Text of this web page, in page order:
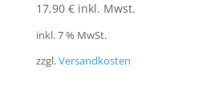
17,90 € inkl. Mwst.
inkl. 7 % MwSt.
zzgl.Versandkosten